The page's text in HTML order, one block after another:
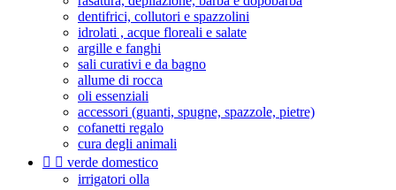
dentifrici, collutori e spazzolini
idrolati , acque floreali e salate
argille e fanghi
sali curativi e da bagno
allume di rocca
oli essenziali
accessori (guanti, spugne, spazzole, pietre)
cofanetti regalo
cura degli animali
  verde domestico
irrigatori olla